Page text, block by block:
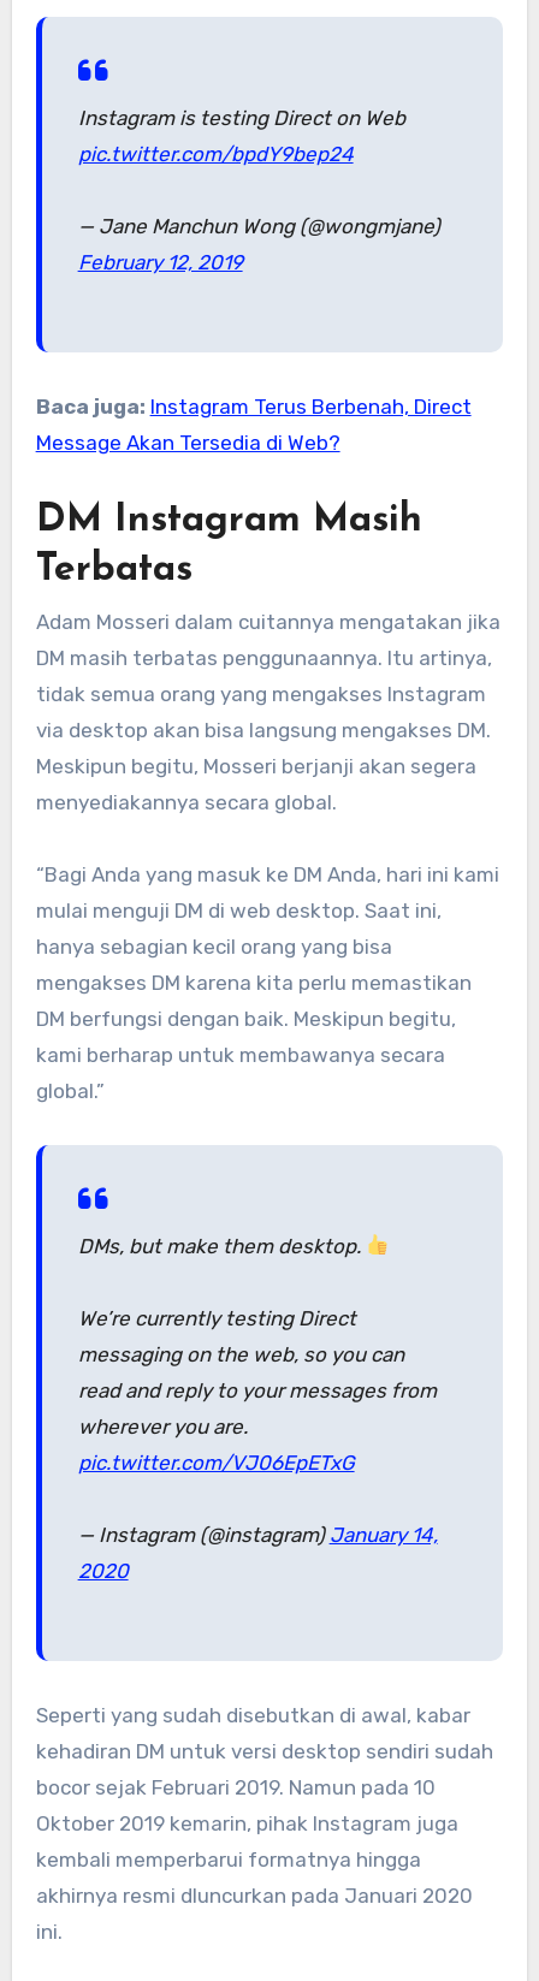
Instagram is testing Direct on Web
pic.twitter.com/bpdY9bep24
— Jane Manchun Wong (@wongmjane)
February 12, 2019
Baca juga: Instagram Terus Berbenah, Direct
Message Akan Tersedia di Web?
DM Instagram Masih
Terbatas
Adam Mosseri dalam cuitannya mengatakan jika
DM masih terbatas penggunaannya. Itu artinya,
tidak semua orang yang mengakses Instagram
via desktop akan bisa langsung mengakses DM.
Meskipun begitu, Mosseri berjanji akan segera
menyediakannya secara global.
“Bagi Anda yang masuk ke DM Anda, hari ini kami
mulai menguji DM di web desktop. Saat ini,
hanya sebagian kecil orang yang bisa
mengakses DM karena kita perlu memastikan
DM berfungsi dengan baik. Meskipun begitu,
kami berharap untuk membawanya secara
global.”
DMs, but make them desktop.
We’re currently testing Direct
messaging on the web, so you can
read and reply to your messages from
wherever you are.
pic.twitter.com/VJ06EpETxG
— Instagram (@instagram) January 14,
2020
Seperti yang sudah disebutkan di awal, kabar
kehadiran DM untuk versi desktop sendiri sudah
bocor sejak Februari 2019. Namun pada 10
Oktober 2019 kemarin, pihak Instagram juga
kembali memperbarui formatnya hingga
akhirnya resmi dluncurkan pada Januari 2020
ini.